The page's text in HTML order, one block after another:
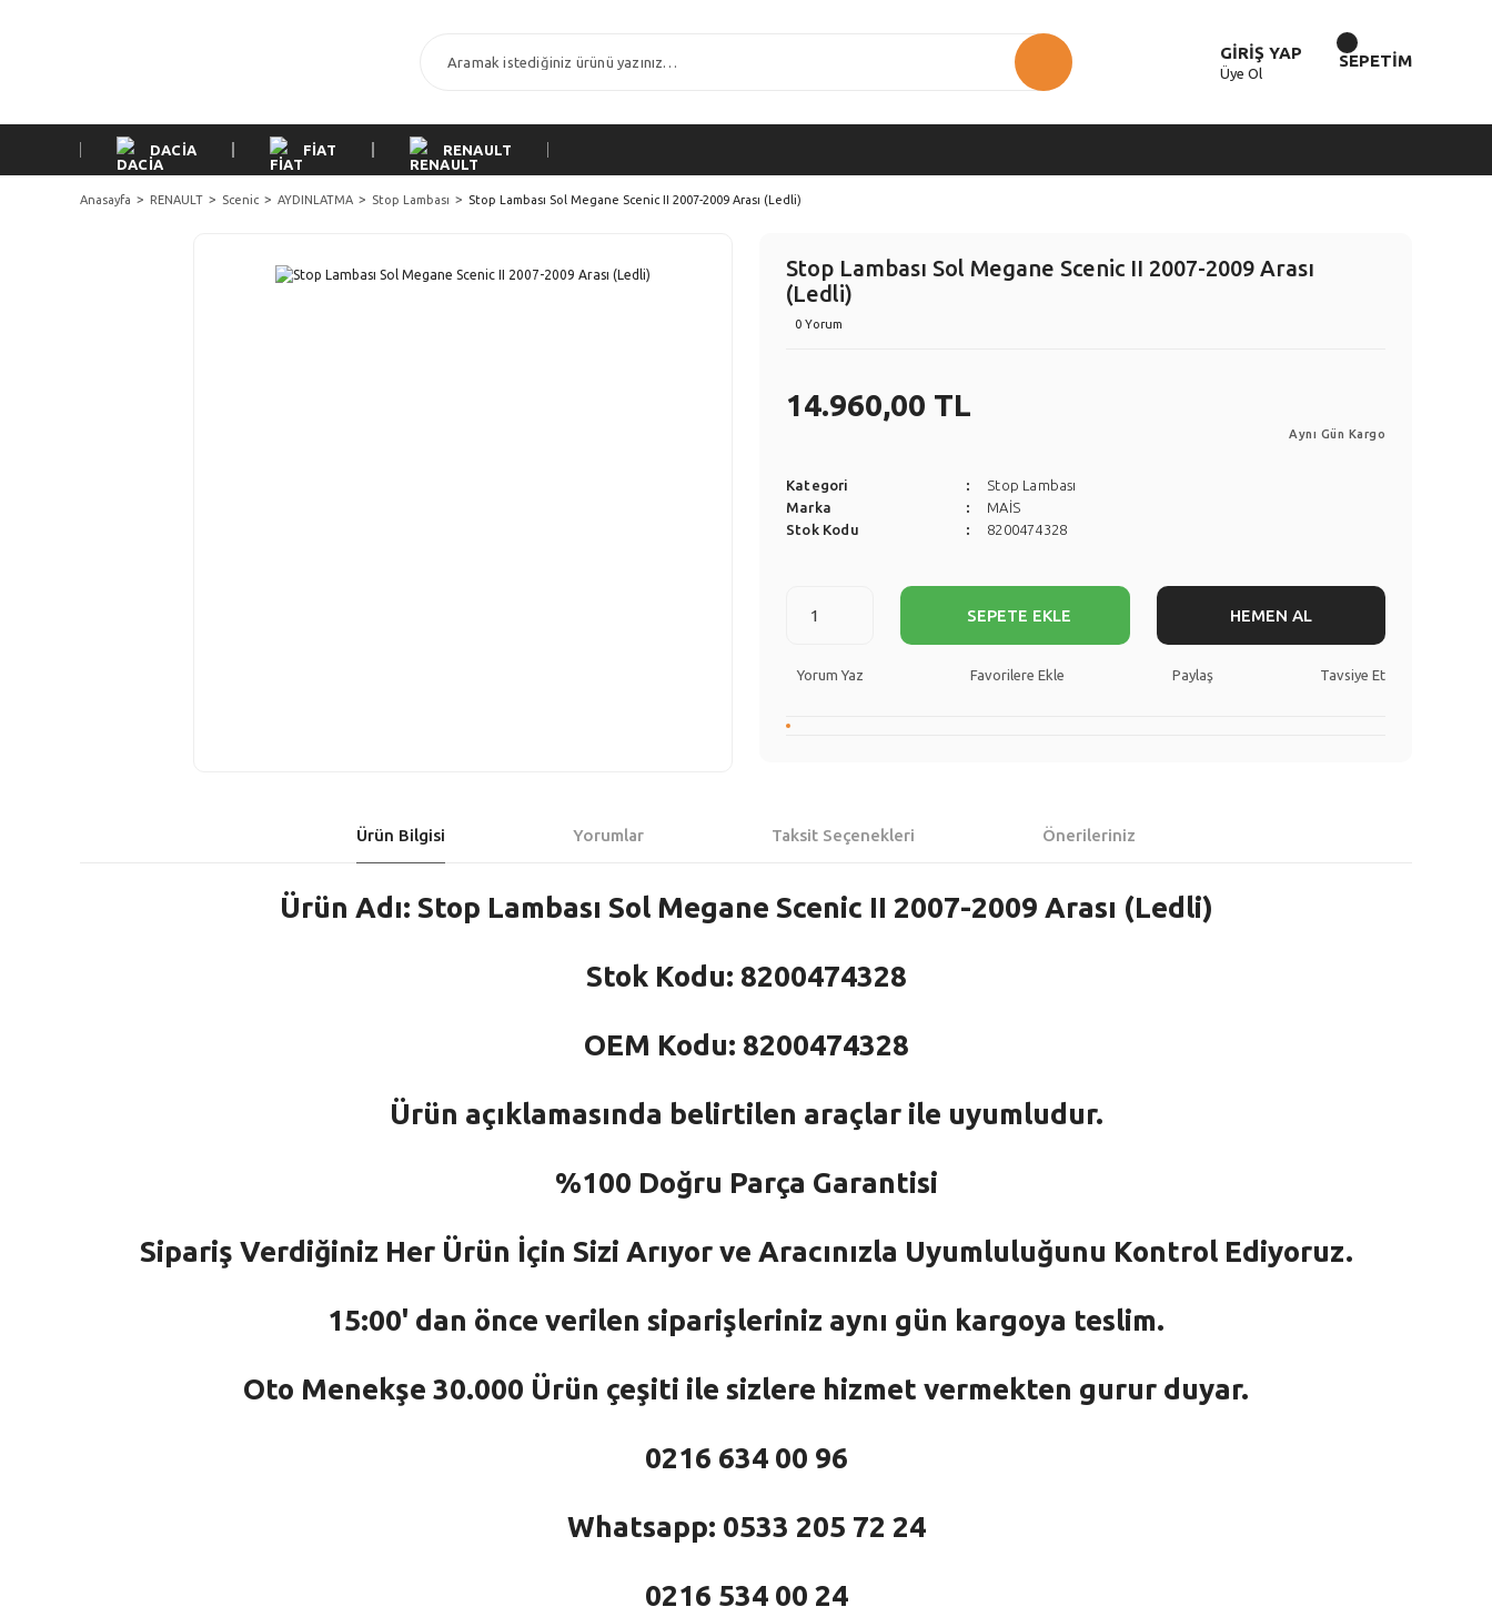
GİRİŞ YAP
Üye Ol
SEPETİM
DACİA FİAT RENAULT
Anasayfa RENAULT Scenic AYDINLATMA Stop Lambası Stop Lambası Sol Megane Scenic II 2007-2009 Arası (Ledli)
Stop Lambası Sol Megane Scenic II 2007-2009 Arası
(Ledli)
0 Yorum
14.960,00 TL
Aynı Gün Kargo
Kategori
Stop Lambası
Marka
MAİS
Stok Kodu
8200474328
SEPETE EKLE HEMEN AL
Yorum Yaz Paylaş Tavsiye Et
Ürün Bilgisi Yorumlar Taksit Seçenekleri Önerileriniz
Ürün Adı: Stop Lambası Sol Megane Scenic II 2007-2009 Arası (Ledli)
Stok Kodu: 8200474328
OEM Kodu: 8200474328
Ürün açıklamasında belirtilen araçlar ile uyumludur.
%100 Doğru Parça Garantisi
Sipariş Verdiğiniz Her Ürün İçin Sizi Arıyor ve Aracınızla Uyumluluğunu Kontrol Ediyoruz.
15:00' dan önce verilen siparişleriniz aynı gün kargoya teslim.
Oto Menekşe 30.000 Ürün çeşiti ile sizlere hizmet vermekten gurur duyar.
0216 634 00 96
Whatsapp: 0533 205 72 24
0216 534 00 24